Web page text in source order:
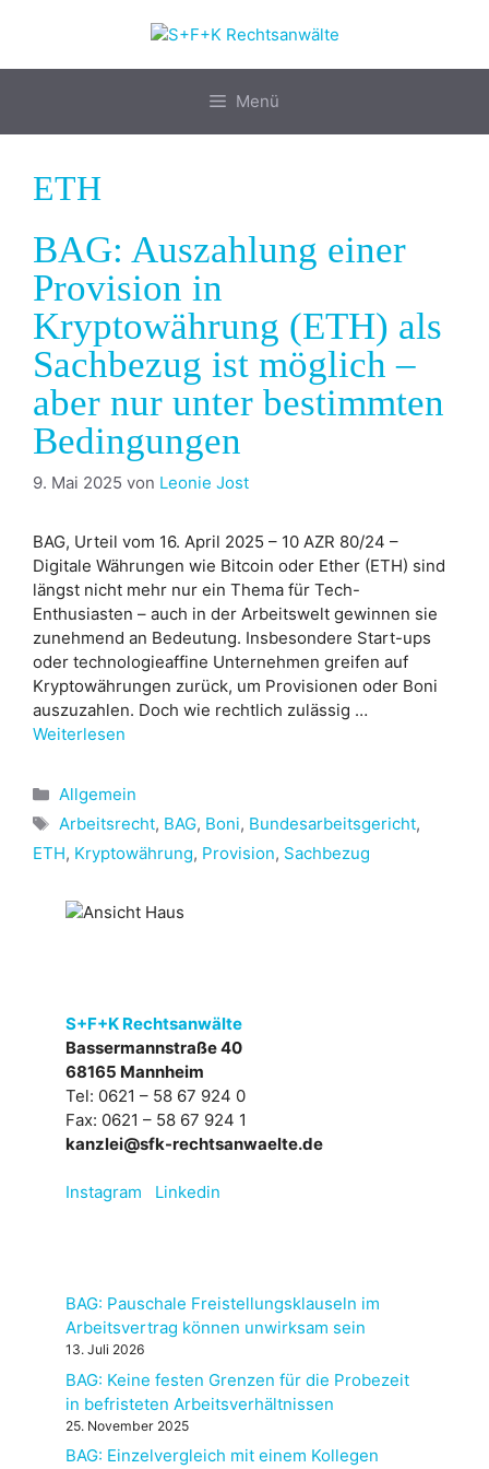
Menü
ETH
BAG: Auszahlung einer
Provision in
Kryptowährung (ETH) als
Sachbezug ist möglich –
aber nur unter bestimmten
Bedingungen
9. Mai 2025 von Leonie Jost
BAG, Urteil vom 16. April 2025 – 10 AZR 80/24 –
Digitale Währungen wie Bitcoin oder Ether (ETH) sind
längst nicht mehr nur ein Thema für Tech-
Enthusiasten – auch in der Arbeitswelt gewinnen sie
zunehmend an Bedeutung. Insbesondere Start-ups
oder technologieaffine Unternehmen greifen auf
Kryptowährungen zurück, um Provisionen oder Boni
auszuzahlen. Doch wie rechtlich zulässig …
Weiterlesen
Kategorien
Allgemein
Schlagwörter
Arbeitsrecht, BAG, Boni, Bundesarbeitsgericht,
ETH, Kryptowährung, Provision, Sachbezug
S+F+K Rechtsanwälte
Bassermannstraße 40
68165 Mannheim
Tel: 0621 – 58 67 924 0
Fax: 0621 – 58 67 924 1
kanzlei@sfk-rechtsanwaelte.de
Instagram Linkedin
BAG: Pauschale Freistellungsklauseln im
Arbeitsvertrag können unwirksam sein
13. Juli 2026
BAG: Keine festen Grenzen für die Probezeit
in befristeten Arbeitsverhältnissen
25. November 2025
BAG: Einzelvergleich mit einem Kollegen